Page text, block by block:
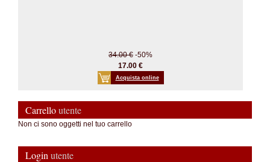
34.00 € -50%
17.00 €
Acquista online
Carrelloutente
Non ci sono oggetti nel tuo carrello
Login utente